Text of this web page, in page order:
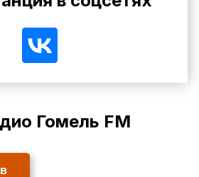
Гомель FM